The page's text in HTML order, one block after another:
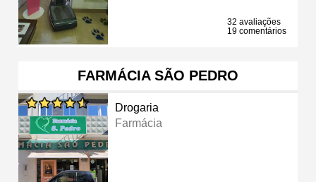
32 avaliações
19 comentários
FARMÁCIA SÃO PEDRO
Drogaria
Farmácia